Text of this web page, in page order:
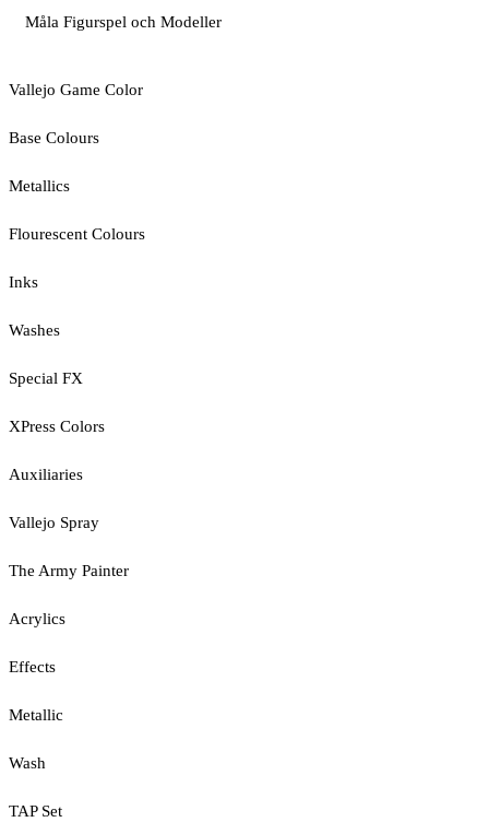
Måla Figurspel och Modeller
Vallejo Game Color
Base Colours
Metallics
Flourescent Colours
Inks
Washes
Special FX
XPress Colors
Auxiliaries
Vallejo Spray
The Army Painter
Acrylics
Effects
Metallic
Wash
TAP Set